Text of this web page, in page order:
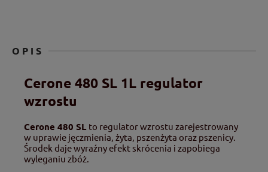
OPIS
Cerone 480 SL 1L regulator
wzrostu
Cerone 480 SL to regulator wzrostu zarejestrowany
w uprawie jęczmienia, żyta, pszenżyta oraz pszenicy.
Środek daje wyraźny efekt skrócenia i zapobiega
wyleganiu zbóż.